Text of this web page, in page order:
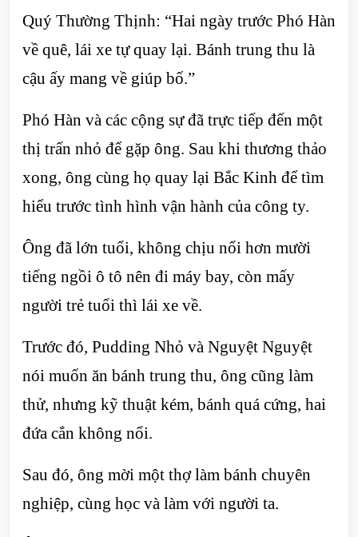
Quý Thường Thịnh: “Hai ngày trước Phó Hàn
về quê, lái xe tự quay lại. Bánh trung thu là
cậu ấy mang về giúp bố.”
Phó Hàn và các cộng sự đã trực tiếp đến một
thị trấn nhỏ để gặp ông. Sau khi thương thảo
xong, ông cùng họ quay lại Bắc Kinh để tìm
hiểu trước tình hình vận hành của công ty.
Ông đã lớn tuổi, không chịu nổi hơn mười
tiếng ngồi ô tô nên đi máy bay, còn mấy
người trẻ tuổi thì lái xe về.
Trước đó, Pudding Nhỏ và Nguyệt Nguyệt
nói muốn ăn bánh trung thu, ông cũng làm
thử, nhưng kỹ thuật kém, bánh quá cứng, hai
đứa cắn không nổi.
Sau đó, ông mời một thợ làm bánh chuyên
nghiệp, cùng học và làm với người ta.